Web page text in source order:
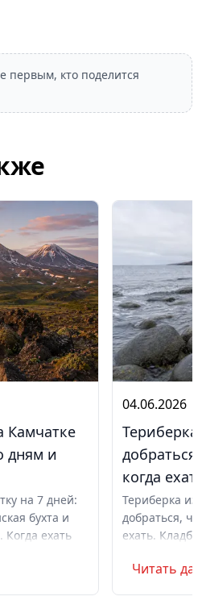
первым, кто поделится
Камчатке
дням и
на 7 дней:
бухта и
ехать
04.06.2026
когда
Териберка
добраться,
ехать.
Маршрут на
Читать